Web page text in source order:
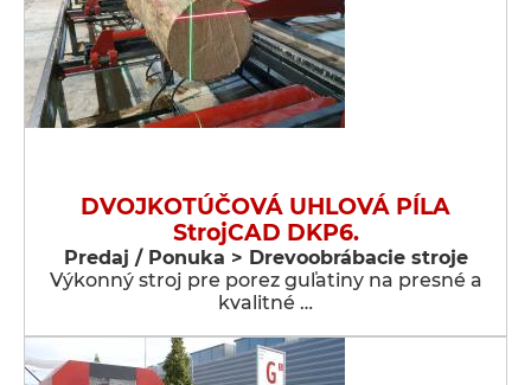
DVOJKOTÚČOVÁ UHLOVÁ PÍLA
StrojCAD DKP6.
Predaj / Ponuka > Drevoobrábacie stroje
Výkonný stroj pre porez guľatiny na presné a
kvalitné …